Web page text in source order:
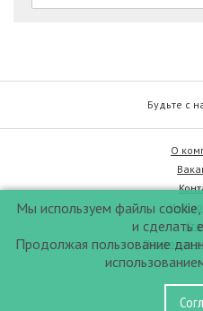
Будьте с
О
Правовая
Мы используем файлы
и сделать
Продолжая пользование